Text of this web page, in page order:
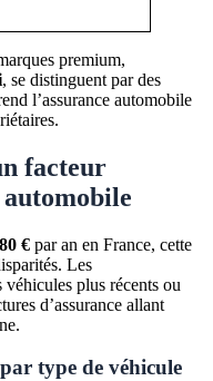
premium,
, se distinguent par des
l’assurance automobile
facteur
€ par an en France, cette
Les
plus récents ou
d’assurance allant
type de véhicule